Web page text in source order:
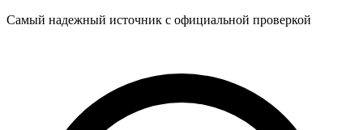
Самый надежный источник с официальной проверкой